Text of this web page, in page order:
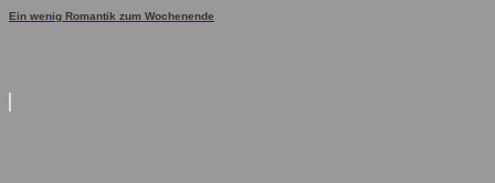
Ein wenig Romantik zum Wochenende